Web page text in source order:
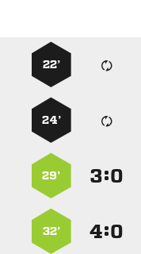
22’
24’
:
29’
:
32’